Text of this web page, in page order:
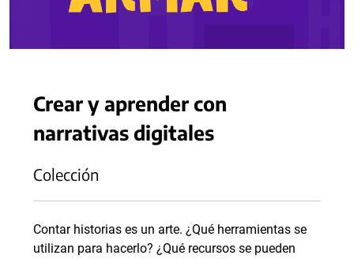
Crear y aprender con
narrativas digitales
Colección
Contar historias es un arte. ¿Qué herramientas se
utilizan para hacerlo? ¿Qué recursos se pueden